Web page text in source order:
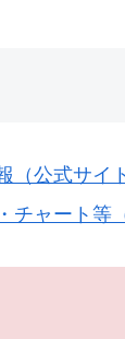
公式サイト
ャート等